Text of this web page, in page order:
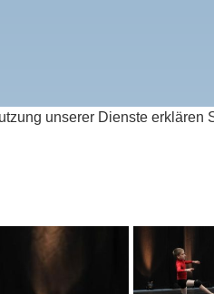
unserer Dienste erklären